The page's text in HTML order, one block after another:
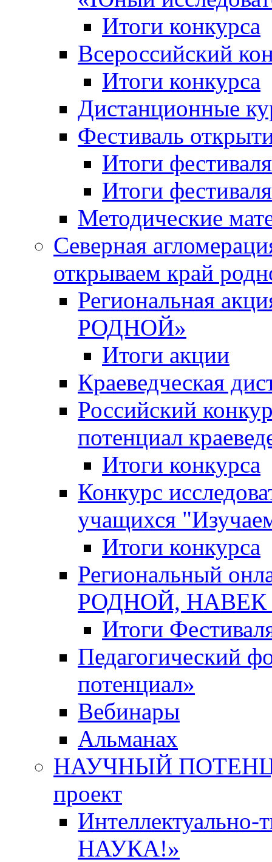
Итоги конкурса
Всероссийский
Итоги конкурса
Дистанционные
Фестиваль
Итоги
Итоги
Методические
Северная
открываем край
Региональная
РОДНОЙ»
Итоги акции
Краеведческая
Российский
потенциал
Итоги конкурса
Конкурс
учащихся
Итоги конкурса
Региональный
РОДНОЙ,
Итоги
Педагогический
потенциал»
Вебинары
Альманах
НАУЧНЫЙ
проект
НАУКА!»